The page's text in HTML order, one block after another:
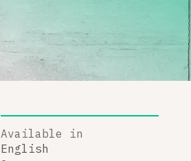
Available in
English